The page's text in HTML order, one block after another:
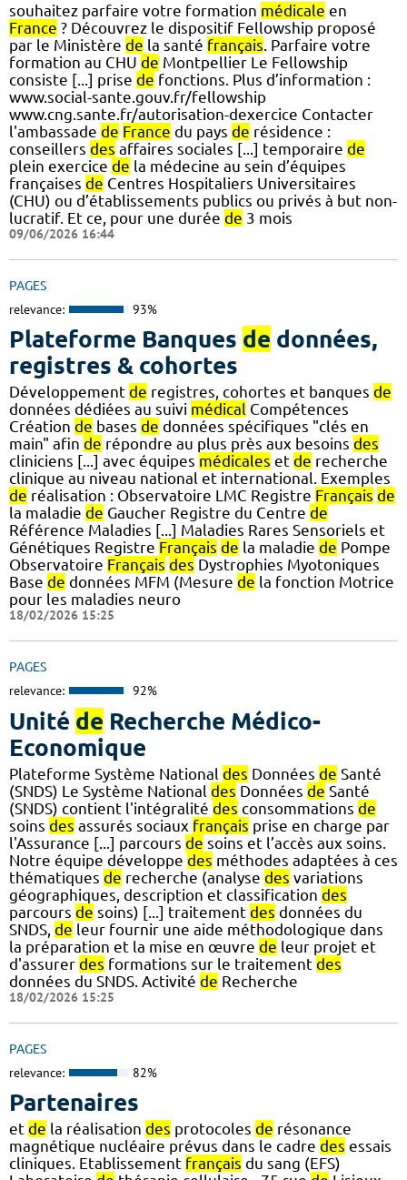
souhaitez parfaire votre formation médicale en
France ? Découvrez le dispositif Fellowship proposé
par le Ministère de la santé français . Parfaire votre
formation au CHU de Montpellier Le Fellowship
consiste [...] prise de fonctions. Plus d’information :
www.social-sante.gouv.fr/fellowship
www.cng.sante.fr/autorisation-dexercice Contacter
l'ambassade de France du pays de résidence :
conseillers des affaires sociales [...] temporaire de
plein exercice de la médecine au sein d’équipes
françaises de Centres Hospitaliers Universitaires
(CHU) ou d’établissements publics ou privés à but non-
lucratif. Et ce, pour une durée de 3 mois
09/06/2026 16:44
PAGES
relevance: 93%
Plateforme Banques de données,
registres & cohortes
Développement de registres, cohortes et banques de
données dédiées au suivi médical Compétences
Création de bases de données spécifiques "clés en
main" afin de répondre au plus près aux besoins des
cliniciens [...] avec équipes médicales et de recherche
clinique au niveau national et international. Exemples
de réalisation : Observatoire LMC Registre Français de
la maladie de Gaucher Registre du Centre de
Référence Maladies [...] Maladies Rares Sensoriels et
Génétiques Registre Français de la maladie de Pompe
Observatoire Français des Dystrophies Myotoniques
Base de données MFM (Mesure de la fonction Motrice
pour les maladies neuro
18/02/2026 15:25
PAGES
relevance: 92%
Unité de Recherche Médico-
Economique
Plateforme Système National des Données de Santé
(SNDS) Le Système National des Données de Santé
(SNDS) contient l'intégralité des consommations de
soins des assurés sociaux français prise en charge par
l'Assurance [...] parcours de soins et l’accès aux soins.
Notre équipe développe des méthodes adaptées à ces
thématiques de recherche (analyse des variations
géographiques, description et classification des
parcours de soins) [...] traitement des données du
SNDS, de leur fournir une aide méthodologique dans
la préparation et la mise en œuvre de leur projet et
d'assurer des formations sur le traitement des
données du SNDS. Activité de Recherche
18/02/2026 15:25
PAGES
relevance: 82%
Partenaires
et de la réalisation des protocoles de résonance
magnétique nucléaire prévus dans le cadre des essais
cliniques. Etablissement français du sang (EFS)